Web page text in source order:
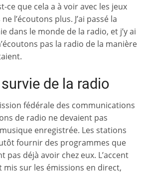
ce que cela a à voir avec les jeux
l’écoutons plus. J’ai passé la
dans le monde de la radio, et j’y ai
pas la radio de la manière
survie de la radio
fédérale des communications
de radio ne devaient pas
enregistrée. Les stations
fournir des programmes que
pas déjà avoir chez eux. L’accent
sur les émissions en direct,